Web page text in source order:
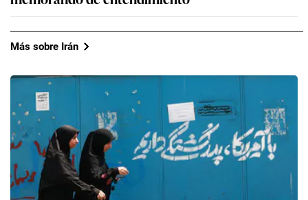
Más sobre Irán